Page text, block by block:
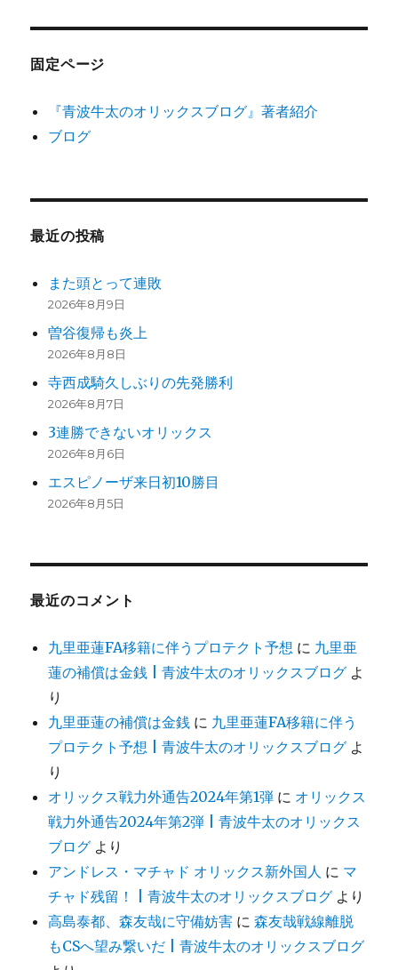
ヨ、
エ
ス
ノ
ザ
に
の
ペ
ー
固定ページ
『青波牛太のオリックスブログ』著者紹介
ブログ
最近の投稿
また頭とって連敗
2026年8月9日
曽谷復帰も炎上
2026年8月8日
寺西成騎久しぶりの先発勝利
2026年8月7日
3連勝できないオリックス
2026年8月6日
エスピノーザ来日初10勝目
2026年8月5日
最近のコメント
九里亜蓮FA移籍に伴うプロテクト予想 に 九里亜
蓮の補償は金銭 | 青波牛太のオリックスブログ よ
り
九里亜蓮の補償は金銭 に 九里亜蓮FA移籍に伴う
プロテクト予想 | 青波牛太のオリックスブログ よ
り
オリックス戦力外通告2024年第1弾 に オリックス
戦力外通告2024年第2弾 | 青波牛太のオリックス
ブログ より
アンドレス・マチャド オリックス新外国人 に マ
チャド残留！ | 青波牛太のオリックスブログ より
高島泰都、森友哉に守備妨害 に森友哉戦線離脱
もCSへ望み繋いだ | 青波牛太のオリックスブログ